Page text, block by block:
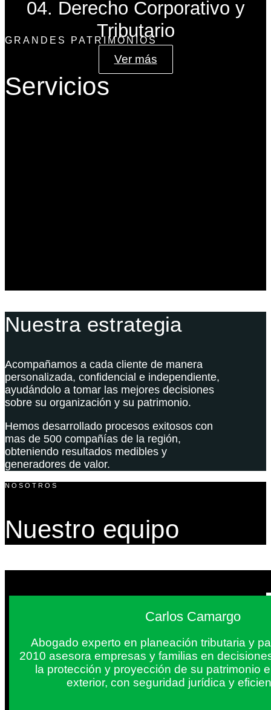
04. Derecho Corporativo y
Tributario
Ver más
GRANDES PATRIMONIOS
Servicios
Nuestra estrategia
Acompañamos a cada cliente de manera
personalizada, confidencial e independiente,
ayudándolo a tomar las mejores decisiones
sobre su organización y su patrimonio.
Hemos desarrollado procesos exitosos con
mas de 500 compañías de la región,
obteniendo resultados medibles y
generadores de valor.
NOSOTROS
Nuestro equipo
Carlos Camargo
Abogado experto en planeación tributaria y
2010 asesora empresas y familias en
la protección y proyección de su patrimonio
exterior, con seguridad jurídica y